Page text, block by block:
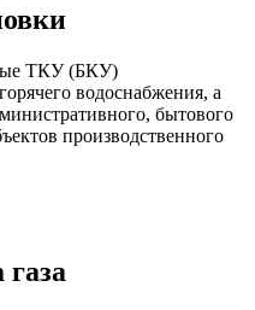
ТКУ (БКУ)
водоснабжения, а
бытового
производственного
газа